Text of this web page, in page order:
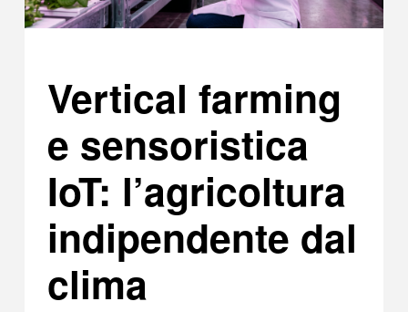
Vertical farming
e sensoristica
IoT: l’agricoltura
indipendente dal
clima